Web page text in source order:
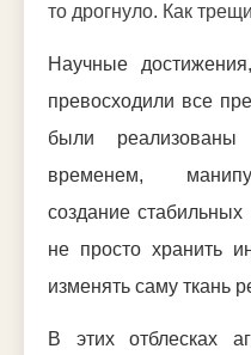
то дрогнуло. Как
Научные
превосходили все
были реализованы
временем,
создание
не просто хранить
изменять саму ткань
В этих отблесках